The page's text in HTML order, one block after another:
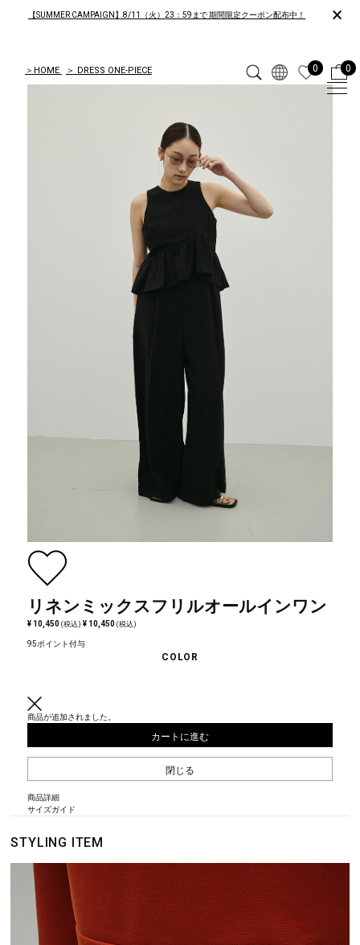
【SUMMER CAMPAIGN】8/11（火）23：59まで 期間限定クーポン配布中！ ×
＞ HOME ＞ DRESS ONE-PIECE 0 0
リネンミックスフリルオールインワン
¥ 10,450(税込) ¥ 10,450(税込)
95ポイント付与
COLOR
商品が追加されました。
カートに進む
閉じる
商品詳細
サイズガイド
STYLING ITEM